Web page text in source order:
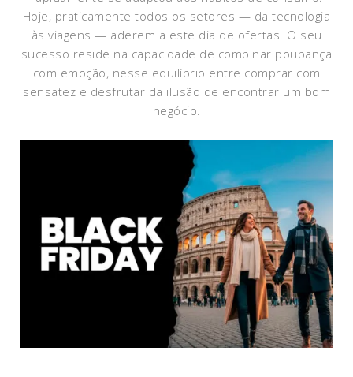
Hoje, praticamente todos os setores — da tecnologia
às viagens — aderem a este dia de ofertas. O seu
sucesso reside na capacidade de combinar poupança
com emoção, nesse equilíbrio entre comprar com
sensatez e desfrutar da ilusão de encontrar um bom
negócio.